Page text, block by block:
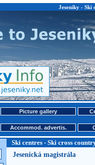
Jeseniky - Ski
Picture gallery
Accommod. advertis.
Ski centres - Ski cross
Jesenická magistrála